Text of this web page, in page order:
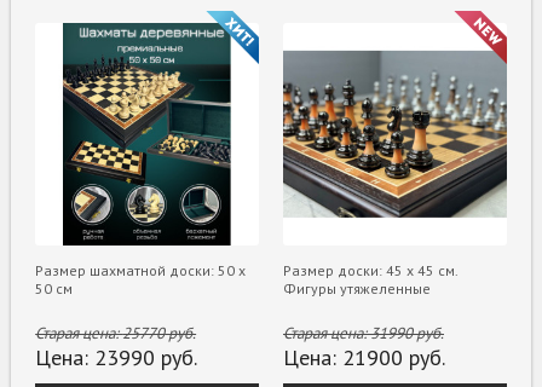
Размер шахматной доски: 50 x
50 см
Старая цена:25770руб.
Цена: 23990 руб.
Размер доски: 45 х 45 см.
Фигуры утяжеленные
Старая цена:31990руб.
Цена: 21900 руб.